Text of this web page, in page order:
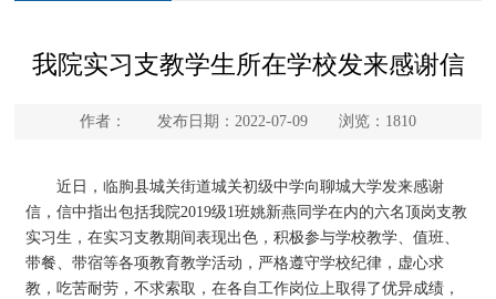
我院实习支教学生所在学校发来感谢信
作者： 发布日期：2022-07-09 浏览： 1810
近日，临朐县城关街道城关初级中学向聊城大学发来感谢
信，信中指出包括我院2019级1班姚新燕同学在内的六名顶岗支教
实习生，在实习支教期间表现出色，积极参与学校教学、值班、
带餐、带宿等各项教育教学活动，严格遵守学校纪律，虚心求
教，吃苦耐劳，不求索取，在各自工作岗位上取得了优异成绩，